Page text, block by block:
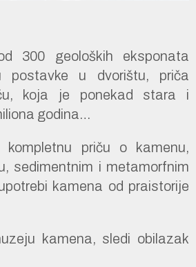
300 geoloških eksponata
postavke u dvorištu, priča
koja je ponekad stara i
godina…
kompletnu priču o kamenu,
sedimentnim i metamorfnim
kamena od praistorije
kamena, sledi obilazak